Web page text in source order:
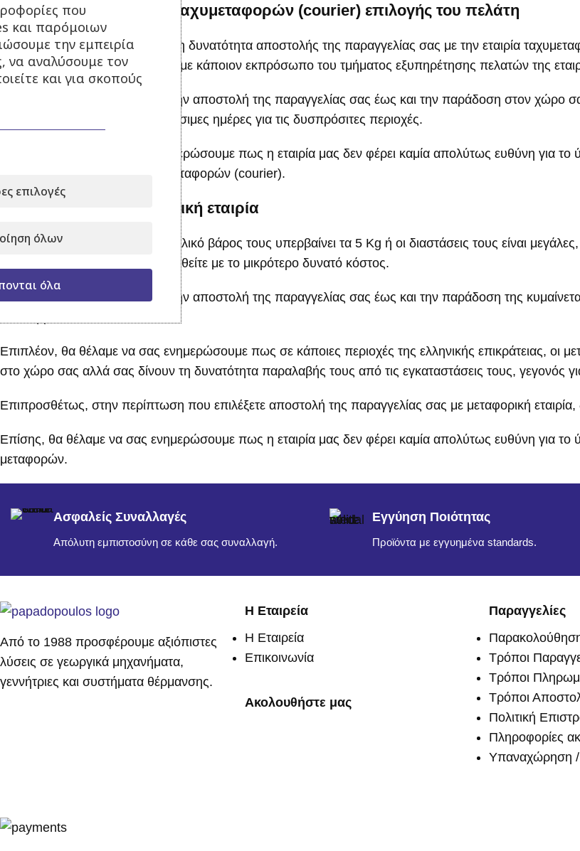
3. Αποστολή με εταιρία ταχυμεταφορών (courier) επιλογής του πελάτη
Εφόσον το επιθυμείτε, υπάρχει η δυνατότητα αποστολής της παραγγελίας σας με την εταιρία
επικοινωνήσει, προηγουμένως, με κάποιον εκπρόσωπο του τμήματος εξυπηρέτησης πελατών της
Ο χρόνος που μεσολαβεί από την αποστολή της παραγγελίας σας έως και την παράδοση στον χώρο
Ελλάδα και αντίστοιχα, 2-6 εργάσιμες ημέρες για τις δυσπρόσιτες περιοχές.
Επίσης, θα θέλαμε να σας ενημερώσουμε πως η εταιρία μας δεν φέρει καμία απολύτως ευθύνη για
συνεργαζόμενες εταιρίες ταχυμεταφορών (courier).
4. Αποστολή με μεταφορική εταιρία
Για τις παραγγελίες που το συνολικό βάρος τους υπερβαίνει τα 5 Kg ή οι διαστάσεις τους είναι
εταιρία ούτως ώστε να επιβαρυνθείτε με το μικρότερο δυνατό κόστος.
Ο χρόνος που μεσολαβεί από την αποστολή της παραγγελίας σας έως και την παράδοση της
Επιπλέον, θα θέλαμε να σας ενημερώσουμε πως σε κάποιες περιοχές της ελληνικής επικράτειας, οι
στο χώρο σας αλλά σας δίνουν τη δυνατότητα παραλαβής τους από τις εγκαταστάσεις τους, γεγονός
Επιπροσθέτως, στην περίπτωση που επιλέξετε αποστολή της παραγγελίας σας με μεταφορική
Επίσης, θα θέλαμε να σας ενημερώσουμε πως η εταιρία μας δεν φέρει καμία απολύτως ευθύνη για το
μεταφορών.
Ασφαλείς Συναλλαγές
Απόλυτη εμπιστοσύνη σε κάθε σας συναλλαγή.
Εγγύηση Ποιότητας
Προϊόντα με εγγυημένα standards.
Από το 1988 προσφέρουμε αξιόπιστες
λύσεις σε γεωργικά μηχανήματα,
γεννήτριες και συστήματα θέρμανσης.
Η Εταιρεία
Η Εταιρεία
Επικοινωνία
Ακολουθήστε μας
Παραγγελίες
Τρόποι
Τρόποι
Τρόποι
Πολιτική
Πληροφορίες
Υπαναχώρηση /
που
και παρόμοιων
την εμπειρία
να αναλύσουμε τον
και για σκοπούς
επιλογές
όλων
όλα